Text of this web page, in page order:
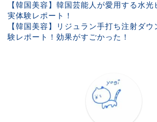
【韓国美容】韓国芸能人が愛用する水
実体験レポート！
【韓国美容】リジュラン手打ち注射ダ
験レポート！効果がすごかった！